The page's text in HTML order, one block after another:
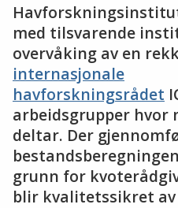
med tilsvarende
overvåking av en
internasjonale
havforskningsrådet
arbeidsgrupper hvor
deltar. Der
grunn for
blir kvalitetssikret av